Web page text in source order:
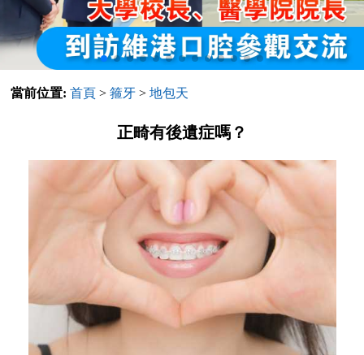
預約牙醫 contact us
當前位置: 首頁 >箍牙 >地包天
正畸有後遺症嗎？